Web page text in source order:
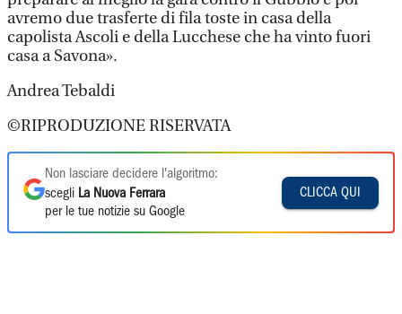
avremo due trasferte di fila toste in casa della
capolista Ascoli e della Lucchese che ha vinto fuori
casa a Savona».
Andrea Tebaldi
©RIPRODUZIONE RISERVATA
Non lasciare decidere l'algoritmo:
scegli La Nuova Ferrara
per le tue notizie su Google
CLICCA QUI